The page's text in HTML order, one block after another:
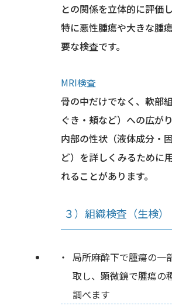
との関係を立体的に評価し
特に悪性腫瘍や大きな腫
要な検査です。
MRI検査
骨の中だけでなく、軟部
ぐき・頬など）への広が
内部の性状（液体成分・
ど）を詳しくみるために
れることがあります。
３）組織検査（生検）
局所麻酔下で腫瘍の一
取し、顕微鏡で腫瘍の
調べます